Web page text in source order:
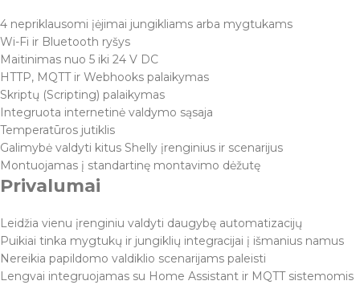
4 nepriklausomi įėjimai jungikliams arba mygtukams
Wi-Fi ir Bluetooth ryšys
Maitinimas nuo 5 iki 24 V DC
HTTP, MQTT ir Webhooks palaikymas
Skriptų (Scripting) palaikymas
Integruota internetinė valdymo sąsaja
Temperatūros jutiklis
Galimybė valdyti kitus Shelly įrenginius ir scenarijus
Montuojamas į standartinę montavimo dėžutę
Privalumai
Leidžia vienu įrenginiu valdyti daugybę automatizacijų
Puikiai tinka mygtukų ir jungiklių integracijai į išmanius namus
Nereikia papildomo valdiklio scenarijams paleisti
Lengvai integruojamas su Home Assistant ir MQTT sistemomis